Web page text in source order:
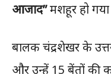
आजाद”मशहूर हो
बालक चंद्रशेखर के
और उन्हें 15 बेंतों की